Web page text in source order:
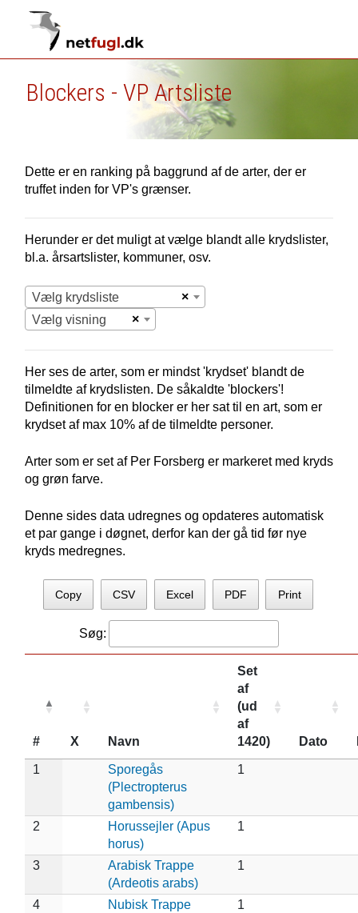
Blockers - VP Artsliste
Dette er en ranking på baggrund af de arter, der er
truffet inden for VP's grænser.
Herunder er det muligt at vælge blandt alle krydslister,
bl.a. årsartslister, kommuner, osv.
×
Vælg krydsliste
×
Vælg visning
Her ses de arter, som er mindst 'krydset' blandt de
tilmeldte af krydslisten. De såkaldte 'blockers'!
Definitionen for en blocker er her sat til en art, som er
krydset af max 10% af de tilmeldte personer.
Arter som er set af Per Forsberg er markeret med kryds
og grøn farve.
Denne sides data udregnes og opdateres automatisk
et par gange i døgnet, derfor kan der gå tid før nye
kryds medregnes.
Copy CSV Excel PDF Print
Søg:
# X Navn
Set
af
(ud
af
1420)
Dato
1
Sporegås
(Plectropterus
gambensis)
1
2
Horussejler (Apus
horus)
1
3
Arabisk Trappe
(Ardeotis arabs)
1
4
Nubisk Trappe
1